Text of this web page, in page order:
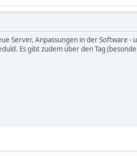
Server, Anpassungen in der Software
Es gibt zudem über den Tag